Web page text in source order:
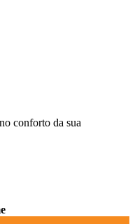
conforto da sua